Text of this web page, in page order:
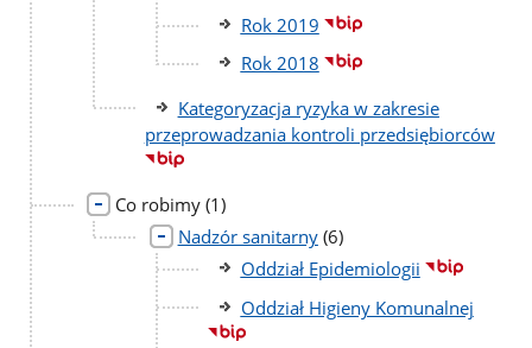
Rok 2019
Rok 2018
Kategoryzacja ryzyka w zakresie
przeprowadzania kontroli przedsiębiorców
Co robimy liczba
podstron
(1)
Nadzór sanitarny liczba
podstron
(6)
Oddział Epidemiologii
Oddział Higieny Komunalnej